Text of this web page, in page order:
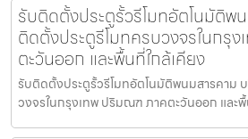
รับติดตั้งประตูรั้วรีโมทอัตโนมัติพ
ติดตั้งประตูรีโมทครบวงจรในกรุ
ตะวันออก และพื้นที่ใกล้เคียง
รับติดตั้งประตูรั้วรีโมทอัตโนมัติพนมสารคาม
วงจรในกรุงเทพ ปริมณฑ ภาคตะวันออก และ